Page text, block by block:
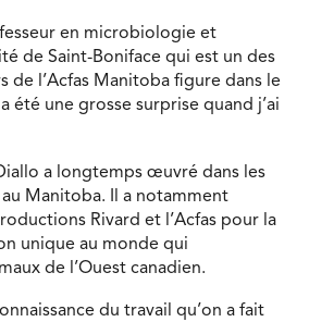
en microbiologie et
de Saint-Boniface qui est un des
de l’Acfas Manitoba figure dans le
été une grosse surprise quand j’ai
a longtemps œuvré dans les
au Manitoba. Il a notamment
Rivard et l’Acfas pour la
unique au monde qui
de l’Ouest canadien.
du travail qu’on a fait